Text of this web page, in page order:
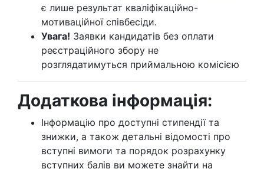
є лише результат кваліфікаційно-
мотиваційної співбесіди.
Увага! Заявки кандидатів без оплати
реєстраційного збору не
розглядатимуться приймальною комісією
Додаткова інформація:
Інформацію про доступні стипендії та
знижки, а також детальні відомості про
вступні вимоги та порядок розрахунку
вступних балів ви можете знайти на